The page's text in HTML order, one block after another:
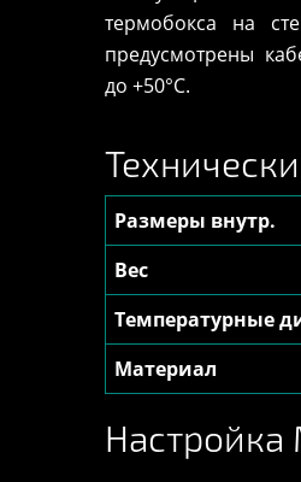
термобокса на
предусмотрены
до +50°С.
Размеры внутр.
Вес
Температурные
Материал
Настройка